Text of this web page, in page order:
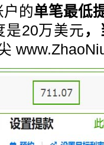
的单笔最低
是20万美元